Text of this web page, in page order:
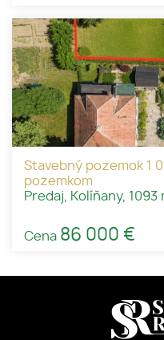
Stavebný pozemok 1
pozemkom
Predaj, Kolíňany, 1093
Cena 86 000 €